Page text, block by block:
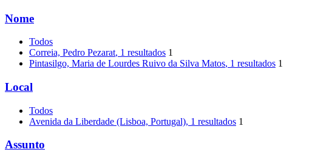
Nome
Todos
Correia, Pedro Pezarat, 1 resultados 1
Pintasilgo, Maria de Lourdes Ruivo da Silva Matos, 1 resultados 1
Local
Todos
Avenida da Liberdade (Lisboa, Portugal), 1 resultados 1
Assunto